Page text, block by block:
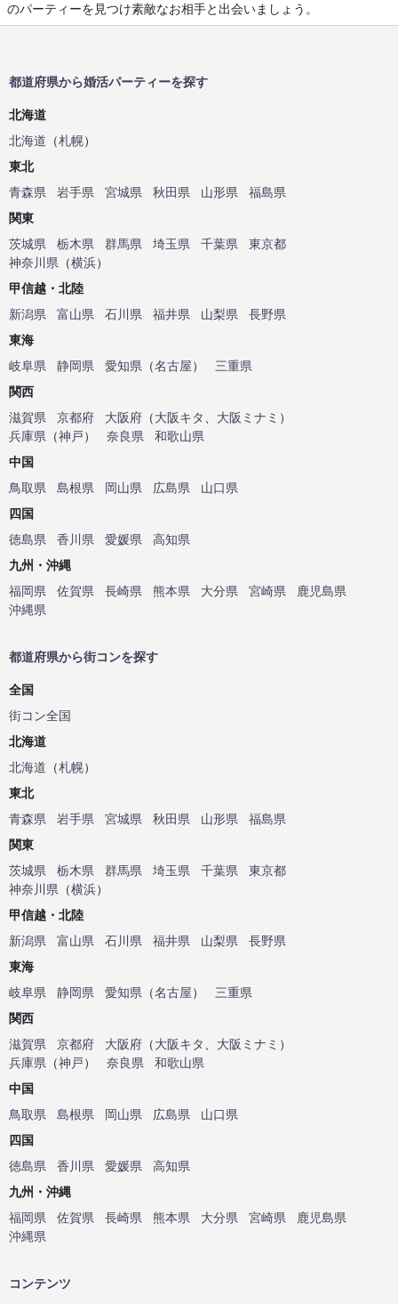
のパーティーを見つけ素敵なお相手と出会いましょう。
都道府県から婚活パーティーを探す
北海道
北海道 （札幌）
東北
青森県
岩手県 宮城県 秋田県 山形県
福島県
関東
茨城県
栃木県 群馬県 埼玉県 千葉県
東京都
神奈川県 （横浜）
甲信越・北陸
新潟県
富山県 石川県 福井県 山梨県
長野県
東海
岐阜県
静岡県 愛知県 （名古屋）
三重県
関西
滋賀県
京都府 大阪府 （大阪キタ 大阪ミナミ ）
兵庫県 （神戸） 奈良県
和歌山県
中国
鳥取県
島根県 岡山県 広島県
山口県
四国
徳島県
香川県 愛媛県
高知県
九州・沖縄
福岡県
佐賀県 長崎県 熊本県 大分県 宮崎県
鹿児島県
沖縄県
都道府県から街コンを探す
全国
街コン全国
北海道
北海道 （札幌）
東北
青森県
岩手県 宮城県 秋田県 山形県
福島県
関東
茨城県
栃木県 群馬県 埼玉県 千葉県
東京都
神奈川県 （横浜）
甲信越・北陸
新潟県
富山県 石川県 福井県 山梨県
長野県
東海
岐阜県
静岡県 愛知県 （名古屋）
三重県
関西
滋賀県
京都府 大阪府 （大阪キタ 大阪ミナミ ）
兵庫県 （神戸） 奈良県
和歌山県
中国
鳥取県
島根県 岡山県 広島県
山口県
四国
徳島県
香川県 愛媛県
高知県
九州・沖縄
福岡県
佐賀県 長崎県 熊本県 大分県 宮崎県
鹿児島県
沖縄県
コンテンツ